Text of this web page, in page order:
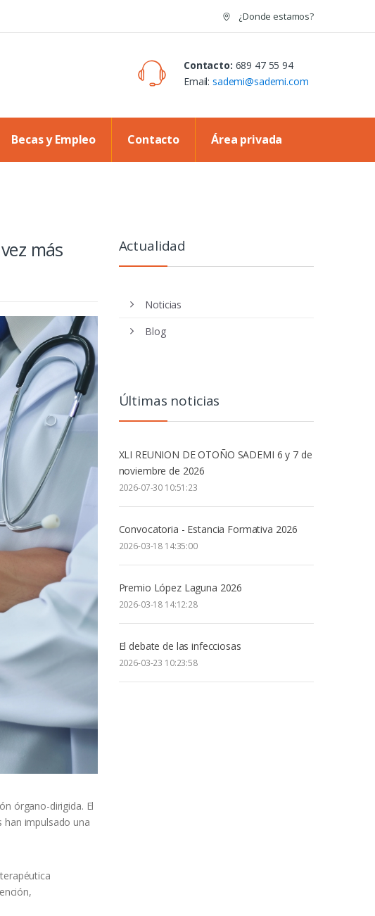
¿Donde estamos?
Contacto: 689 47 55 94
Email:sademi@sademi.com
Becas y Empleo Contacto Área privada
más
órgano-dirigida. El
han impulsado una
Actualidad
Noticias
Blog
Últimas noticias
XLI REUNION DE OTOÑO SADEMI 6 y 7 de
noviembre de 2026
2026-07-30 10:51:23
Convocatoria - Estancia Formativa 2026
2026-03-18 14:35:00
Premio López Laguna 2026
2026-03-18 14:12:28
El debate de las infecciosas
2026-03-23 10:23:58